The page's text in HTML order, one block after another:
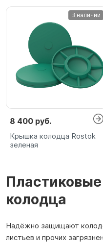
В наличии
8 400 руб.
Крышка колодца Rostok
зеленая
колодца
Надёжно защищают
листьев и прочих